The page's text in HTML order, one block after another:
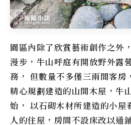
園區內除了欣賞藝術創作之外
漫步， 牛山呼庭有開放野外露
務， 但數量不多僅三兩間客房
精心規劃建造的山間木屋， 牛
始， 以石砌木材所建造的小屋
人的住屋，房間不設床改以通